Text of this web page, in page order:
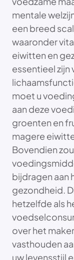
mentale
een breed
waaronder
eiwitten en
essentieel zijn
moet u
aan deze
groenten en
magere
Bovendien
bijdragen aan
gezondheid.
hetzelfde als
over het
vasthouden
uw levensstijl